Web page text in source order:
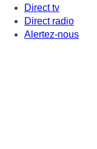
Direct tv
Direct radio
Alertez-nous